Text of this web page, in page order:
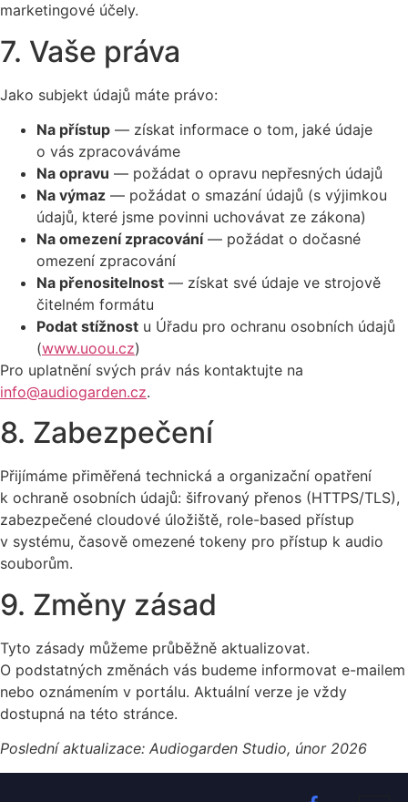
marketingové účely.
7. Vaše práva
Jako subjekt údajů máte právo:
Na přístup — získat informace o tom, jaké údaje
o vás zpracováváme
Na opravu — požádat o opravu nepřesných údajů
Na výmaz — požádat o smazání údajů (s výjimkou
údajů, které jsme povinni uchovávat ze zákona)
Na omezení zpracování— požádat o dočasné
omezení zpracování
Na přenositelnost — získat své údaje ve strojově
čitelném formátu
Podat stížnost u Úřadu pro ochranu osobních údajů
(www.uoou.cz)
Pro uplatnění svých práv nás kontaktujte na
info@audiogarden.cz.
8. Zabezpečení
Přijímáme přiměřená technická a organizační opatření
k ochraně osobních údajů: šifrovaný přenos (HTTPS/TLS),
zabezpečené cloudové úložiště, role-based přístup
v systému, časově omezené tokeny pro přístup k audio
souborům.
9. Změny zásad
Tyto zásady můžeme průběžně aktualizovat.
O podstatných změnách vás budeme informovat e-mailem
nebo oznámením v portálu. Aktuální verze je vždy
dostupná na této stránce.
Poslední aktualizace: Audiogarden Studio, únor 2026